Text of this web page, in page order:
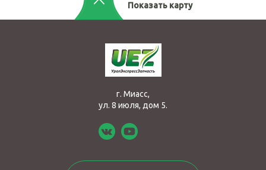
Показать карту
г. Миасс,
ул. 8 июля, дом 5.